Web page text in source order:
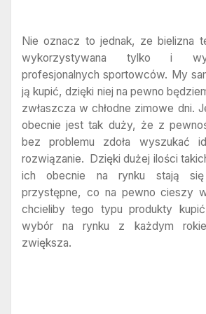
Nie oznacz to jednak, ze bielizna
wykorzystywana tylko i
profesjonalnych sportowców. My
ją kupić, dzięki niej na pewno
zwłaszcza w chłodne zimowe dni.
obecnie jest tak duży, że z
bez problemu zdoła wyszukać
rozwiązanie. Dzięki dużej ilości
ich obecnie na rynku stają
przystępne, co na pewno cieszy
chcieliby tego typu produkty
wybór na rynku z każdym
zwiększa.